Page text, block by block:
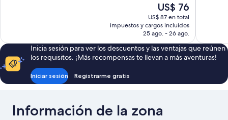
El
precio
actual
es
de
US$ 76
US$ 76
US$ 87 en total
impuestos y cargos incluidos
25 ago. - 26 ago.
Inicia sesión para ver los descuentos y las ventajas que reúnen
los requisitos. ¡Más recompensas te llevan a más aventuras!
Iniciar sesión Registrarme gratis
Información de la zona